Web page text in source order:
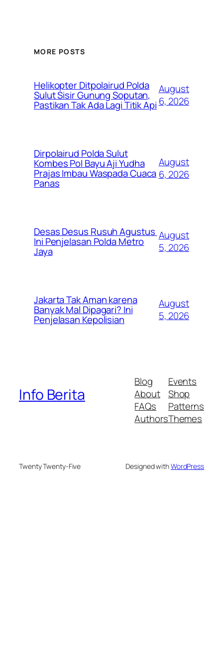
MORE POSTS
Helikopter Ditpolairud Polda
Sulut Sisir Gunung Soputan,
Pastikan Tak Ada Lagi Titik Api
August
6, 2026
Dirpolairud Polda Sulut
Kombes Pol Bayu Aji Yudha
Prajas Imbau Waspada Cuaca
Panas
August
6, 2026
Desas Desus Rusuh Agustus
Ini Penjelasan Polda Metro
Jaya
August
5, 2026
Jakarta Tak Aman karena
Banyak Mal Dipagari? Ini
Penjelasan Kepolisian
August
5, 2026
Info Berita
Blog
About
FAQs
Authors
Events
Shop
Patterns
Themes
Twenty Twenty-Five Designed withWordPress